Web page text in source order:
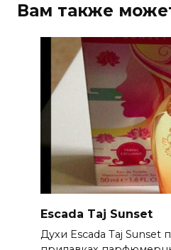
Вам также
Escada Taj Sunset
Духи Escada Taj Sunset